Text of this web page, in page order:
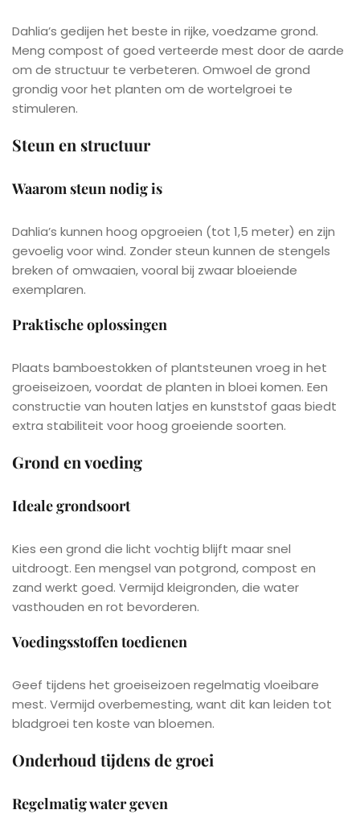
Dahlia’s gedijen het beste in rijke, voedzame grond.
Meng compost of goed verteerde mest door de aarde
om de structuur te verbeteren. Omwoel de grond
grondig voor het planten om de wortelgroei te
stimuleren.
Steun en structuur
Waarom steun nodig is
Dahlia’s kunnen hoog opgroeien (tot 1,5 meter) en zijn
gevoelig voor wind. Zonder steun kunnen de stengels
breken of omwaaien, vooral bij zwaar bloeiende
exemplaren.
Praktische oplossingen
Plaats bamboestokken of plantsteunen vroeg in het
groeiseizoen, voordat de planten in bloei komen. Een
constructie van houten latjes en kunststof gaas biedt
extra stabiliteit voor hoog groeiende soorten.
Grond en voeding
Ideale grondsoort
Kies een grond die licht vochtig blijft maar snel
uitdroogt. Een mengsel van potgrond, compost en
zand werkt goed. Vermijd kleigronden, die water
vasthouden en rot bevorderen.
Voedingsstoffen toedienen
Geef tijdens het groeiseizoen regelmatig vloeibare
mest. Vermijd overbemesting, want dit kan leiden tot
bladgroei ten koste van bloemen.
Onderhoud tijdens de groei
Regelmatig water geven